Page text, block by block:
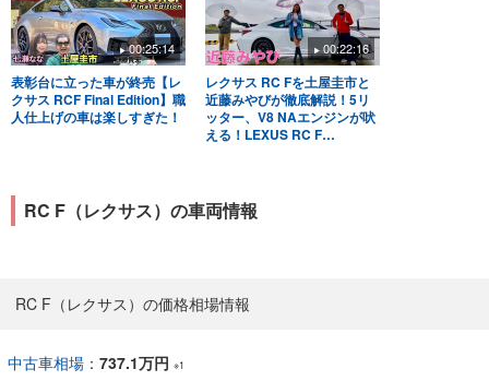
00:25:14
表彰台に立った車が終売【レ
クサス RCF Final Edition】職
人仕上げの車は楽しすぎた！
00:22:16
レクサス RC Fを土屋圭市と
近藤みやびが徹底解説！5リ
ッター、V8 NAエンジンが吠
える！LEXUS RC F
RC F（レクサス）の車両情報
RC F（レクサス）の価格相場情報
中古車相場 ： 737.1万円 ※1